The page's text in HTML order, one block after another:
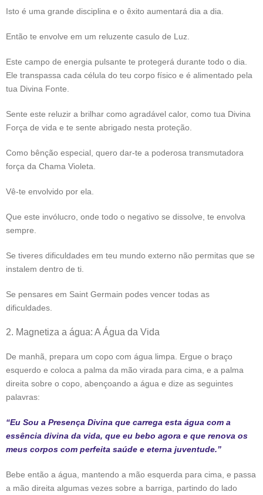
Isto é uma grande disciplina e o êxito aumentará dia a dia.
Então te envolve em um reluzente casulo de Luz.
Este campo de energia pulsante te protegerá durante todo o dia.
Ele transpassa cada célula do teu corpo físico e é alimentado pela
tua Divina Fonte.
Sente este reluzir a brilhar como agradável calor, como tua Divina
Força de vida e te sente abrigado nesta proteção.
Como bênção especial, quero dar-te a poderosa transmutadora
força da Chama Violeta.
Vê-te envolvido por ela.
Que este invólucro, onde todo o negativo se dissolve, te envolva
sempre.
Se tiveres dificuldades em teu mundo externo não permitas que se
instalem dentro de ti.
Se pensares em Saint Germain podes vencer todas as
dificuldades.
2. Magnetiza a água: A Água da Vida
De manhã, prepara um copo com água limpa. Ergue o braço
esquerdo e coloca a palma da mão virada para cima, e a palma
direita sobre o copo, abençoando a água e dize as seguintes
palavras:
“Eu Sou a Presença Divina que carrega esta água com a
essência divina da vida, que eu bebo agora e que renova os
meus corpos com perfeita saúde e eterna juventude.”
Bebe então a água, mantendo a mão esquerda para cima, e passa
a mão direita algumas vezes sobre a barriga, partindo do lado